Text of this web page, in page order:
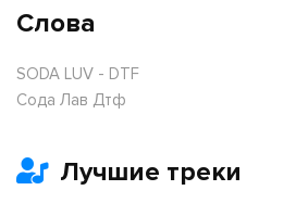
Слова
SODA LUV - DTF
Сода Лав Дтф
Лучшие треки